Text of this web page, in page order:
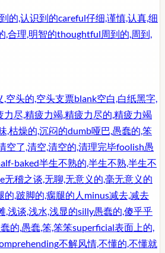
的,认识到的careful仔细,谨慎,认真,细
,合理,明智的thoughtful周到的,周到,
,空头的,空头支票blank空白,白纸黑字,
力尽,精疲力竭,精疲力尽的,精疲力竭
,枯燥的,沉闷的dumb哑巴,愚蠢的,笨
空了,清空,清空的,清理完毕foolish愚
baked半生不熟的,半生不熟,半生不
无稽之谈,无聊,无意义的,毫无意义的
的,跛脚的,瘸腿的人 minus减去,减去
,浅谈,浅水,浅显的silly愚蠢的,傻乎乎
的,愚蠢,笨,笨笨superficial表面上的,
不解风情,不懂的,不懂就